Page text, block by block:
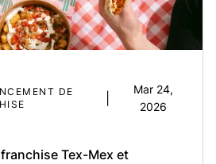
que vous prendrez en
Pour de nombreux
La propriété d’une
DE
Mar 24,
2026
Tex-Mex et